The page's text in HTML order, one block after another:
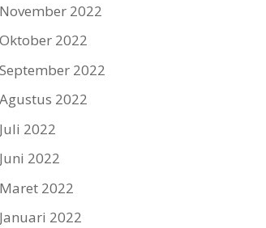
November 2022
Oktober 2022
September 2022
Agustus 2022
Juli 2022
Juni 2022
Maret 2022
Januari 2022